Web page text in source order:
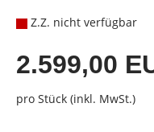
Z.Z. nicht verfügbar
2.599,00
pro Stück (inkl. MwSt.)